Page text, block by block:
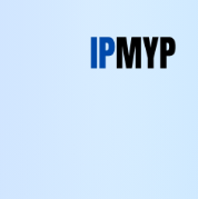
محتوا